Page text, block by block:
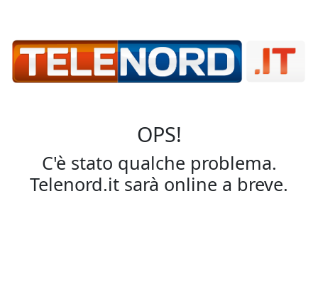
OPS!
C'è stato qualche problema.
Telenord.it sarà online a breve.